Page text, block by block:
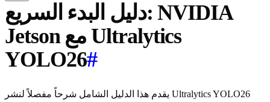
دليل البدء السريع: NVIDIA
Jetson مع Ultralytics
YOLO26#
يقدم هذا الدليل الشامل شرحاً مفصلاً لنشر Ultralytics YOLO26